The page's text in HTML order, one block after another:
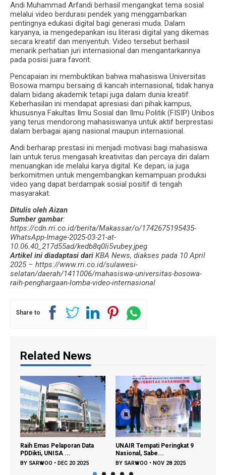
Andi Muhammad Arfandi berhasil mengangkat tema sosial
melalui video berdurasi pendek yang menggambarkan
pentingnya edukasi digital bagi generasi muda. Dalam
karyanya, ia mengedepankan isu literasi digital yang dikemas
secara kreatif dan menyentuh. Video tersebut berhasil
menarik perhatian juri internasional dan mengantarkannya
pada posisi juara favorit.
Pencapaian ini membuktikan bahwa mahasiswa Universitas
Bosowa mampu bersaing di kancah internasional, tidak hanya
dalam bidang akademik tetapi juga dalam dunia kreatif.
Keberhasilan ini mendapat apresiasi dari pihak kampus,
khususnya Fakultas Ilmu Sosial dan Ilmu Politik (FISIP) Unibos
yang terus mendorong mahasiswanya untuk aktif berprestasi
dalam berbagai ajang nasional maupun internasional.
Andi berharap prestasi ini menjadi motivasi bagi mahasiswa
lain untuk terus mengasah kreativitas dan percaya diri dalam
menuangkan ide melalui karya digital. Ke depan, ia juga
berkomitmen untuk mengembangkan kemampuan produksi
video yang dapat berdampak sosial positif di tengah
masyarakat.
Ditulis oleh Aizan
Sumber gambar:
https://cdn.rri.co.id/berita/Makassar/o/1742675195435-
WhatsApp-Image-2025-03-21-at-
10.06.40_217d55ad/kedb8q0li5vubey.jpeg
Artikel ini diadaptasi dari KBA News, diakses pada 10 April
2025 – https://www.rri.co.id/sulawesi-
selatan/daerah/1411006/mahasiswa-universitas-bosowa-
raih-penghargaan-lomba-video-internasional
Share to
Related News
Raih Emas Pelaporan Data
PDDikti, UNISA ...
BY SARWOO • DEC 20 2025
UNAIR Tempati Peringkat 9
Nasional, Sabe...
BY SARWOO • NOV 28 2025